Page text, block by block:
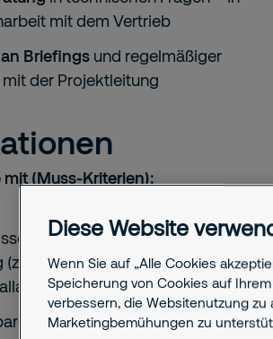
mit dem Vertrieb
Briefings und regelmäßiger
der Projektleitung
mit (Muss-Kriterien):
elektrotechnische
B. Elektroniker:in,
Berufserfahrung inmindestens
Diese Website
Wenn Sie auf „Alle Cookies
Speicherung von Cookies auf
verbessern, die Websitenutzung zu
Marketingbemühungen zu